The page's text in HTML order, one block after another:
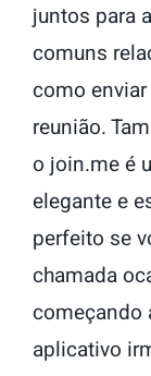
juntos para
comuns
como
reunião.
o join.me é
elegante e
perfeito se
chamada
começando
aplicativo